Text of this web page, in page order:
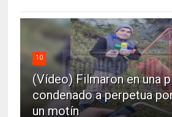
10
(Vídeo) Filmaron en una
condenado a perpetua
un motín